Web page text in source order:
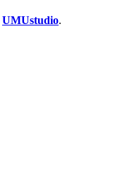
UMUstudio.